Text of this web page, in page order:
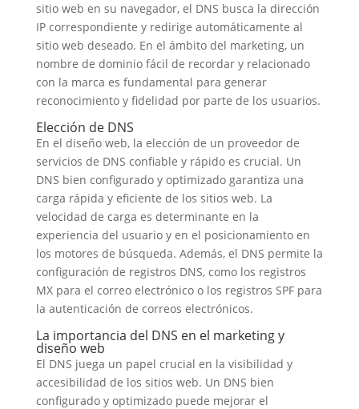
sitio web en su navegador, el DNS busca la dirección
IP correspondiente y redirige automáticamente al
sitio web deseado. En el ámbito del marketing, un
nombre de dominio fácil de recordar y relacionado
con la marca es fundamental para generar
reconocimiento y fidelidad por parte de los usuarios.
Elección de DNS
En el diseño web, la elección de un proveedor de
servicios de DNS confiable y rápido es crucial. Un
DNS bien configurado y optimizado garantiza una
carga rápida y eficiente de los sitios web. La
velocidad de carga es determinante en la
experiencia del usuario y en el posicionamiento en
los motores de búsqueda. Además, el DNS permite la
configuración de registros DNS, como los registros
MX para el correo electrónico o los registros SPF para
la autenticación de correos electrónicos.
La importancia del DNS en el marketing y
diseño web
El DNS juega un papel crucial en la visibilidad y
accesibilidad de los sitios web. Un DNS bien
configurado y optimizado puede mejorar el